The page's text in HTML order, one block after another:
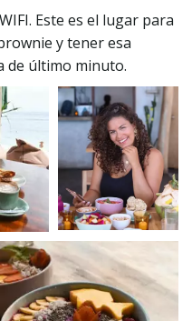
Este es el lugar para
y tener esa
de último minuto.